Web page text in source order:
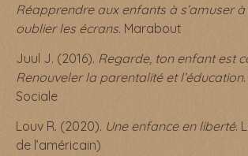
Réapprendre aux enfants à s’amuser à
oublier les écrans. Marabout
Juul J. (2016). Regarde, ton enfant est
Renouveler la parentalité et l’éducation.
Sociale
Louv R. (2020). Une enfance en liberté.
de l’américain)